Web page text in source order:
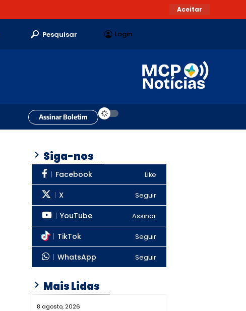
Aceitar
Pesquisar Login
Assinar Boletim
Siga-nos
Facebook Like
X Seguir
YouTube Assinar
TikTok Seguir
WhatsApp Seguir
Mais Lidas
8 agosto, 2026